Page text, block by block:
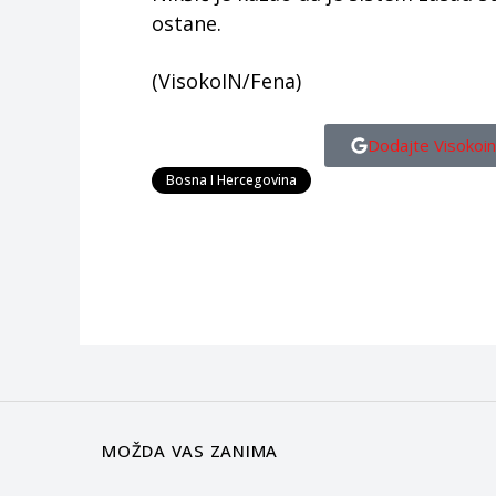
ostane.
(VisokoIN/Fena)
Dodajte
Bosna I Hercegovina
MOŽDA VAS ZANIMA